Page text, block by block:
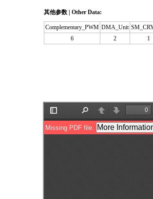
其他参数 | Other Data:
Complementary_PWM DMA_Unit
6
2 1